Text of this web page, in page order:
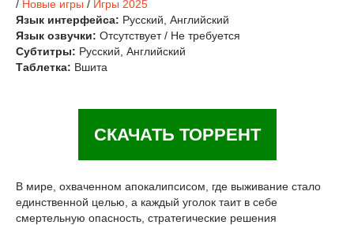
/ Новые игры / Игры 2025
Язык интерфейса: Русский, Английский
Язык озвучки: Отсутствует / Не требуется
Субтитры: Русский, Английский
Таблетка: Вшита
СКАЧАТЬ ТОРРЕНТ
В мире, охваченном апокалипсисом, где выживание стало
единственной целью, а каждый уголок таит в себе
смертельную опасность, стратегические решения